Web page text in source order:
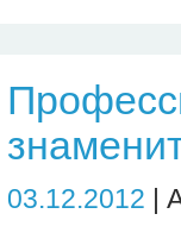
03.12.2012 |